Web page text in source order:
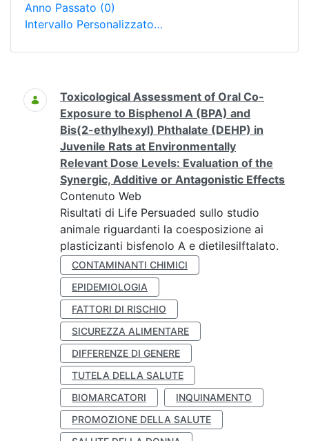
Anno Passato (0)
Intervallo Personalizzato…
Ricerca
Toxicological Assessment of Oral Co-
Exposure to Bisphenol A (BPA) and
Bis(2-ethylhexyl) Phthalate (DEHP) in
Juvenile Rats at Environmentally
Relevant Dose Levels: Evaluation of the
Synergic, Additive or Antagonistic Effects
Contenuto Web
Risultati di Life Persuaded sullo studio
animale riguardanti la coesposizione ai
plasticizanti bisfenolo A e dietilesilftalato.
CONTAMINANTI CHIMICI
EPIDEMIOLOGIA
FATTORI DI RISCHIO
SICUREZZA ALIMENTARE
DIFFERENZE DI GENERE
TUTELA DELLA SALUTE
BIOMARCATORI
INQUINAMENTO
PROMOZIONE DELLA SALUTE